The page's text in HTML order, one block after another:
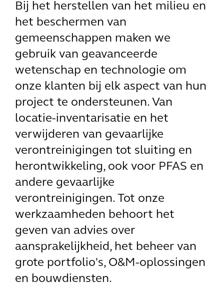
Bij het herstellen van het milieu en
het beschermen van
gemeenschappen maken we
gebruik van geavanceerde
wetenschap en technologie om
onze klanten bij elk aspect van hun
project te ondersteunen. Van
locatie-inventarisatie en het
verwijderen van gevaarlijke
verontreinigingen tot sluiting en
herontwikkeling, ook voor PFAS en
andere gevaarlijke
verontreinigingen. Tot onze
werkzaamheden behoort het
geven van advies over
aansprakelijkheid, het beheer van
grote portfolio's, O&M-oplossingen
en bouwdiensten.